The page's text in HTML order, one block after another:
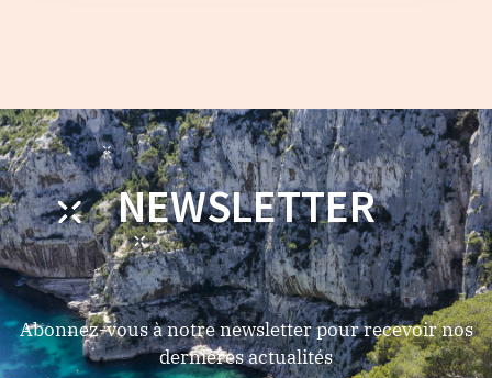
NEWSLETTER
Abonnez-vous à notre newsletter pour recevoir nos
dernières actualités